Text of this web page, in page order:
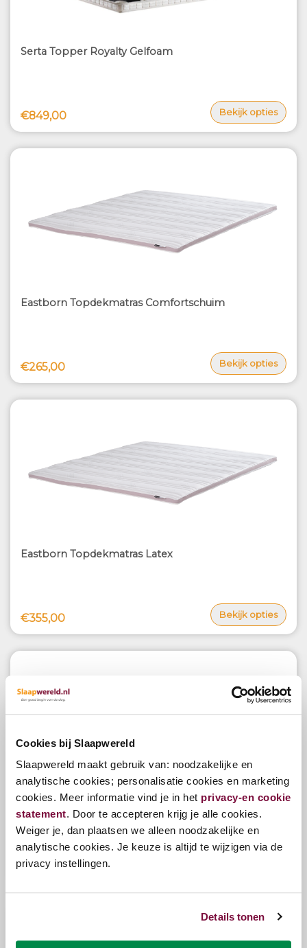
Cookies bij Slaapwereld
Slaapwereld maakt gebruik van: noodzakelijke en
analytische cookies; personalisatie cookies en marketing
cookies. Meer informatie vind je in het privacy-en cookie
statement. Door te accepteren krijg je alle cookies.
Weiger je, dan plaatsen we alleen noodzakelijke en
analytische cookies. Je keuze is altijd te wijzigen via de
privacy instellingen.
Details tonen
Serta Topper Royalty Gelfoam
€849,00 Bekijk opties
Eastborn Topdekmatras Comfortschuim
€265,00 Bekijk opties
Eastborn Topdekmatras Latex
€355,00 Bekijk opties
Eastborn Topdekmatras Vivid-foam
€445,00